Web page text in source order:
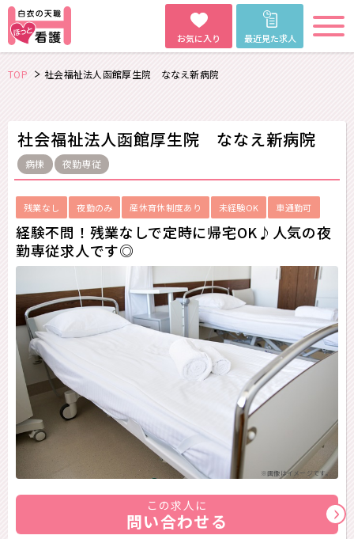
お気に入り 最近見た求人
TOP 社会福祉法人函館厚生院 ななえ新病院
社会福祉法人函館厚生院 ななえ新病院
病棟 夜勤専従
残業なし 夜勤のみ 産休育休制度あり 未経験OK 車通勤可
経験不問！残業なしで定時に帰宅OK♪人気の夜
勤専従求人です◎
※画像はイメージです。
この求人に
問い合わせる